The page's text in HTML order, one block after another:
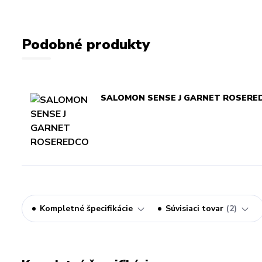
Podobné produkty
SALOMON SENSE J GARNET
Kompletné špecifikácie Súvisiaci tovar 2